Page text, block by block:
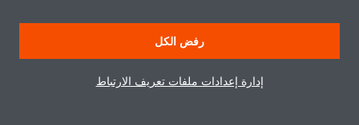
رفض الكل
إدارة إعدادات ملفات تعريف الارتباط